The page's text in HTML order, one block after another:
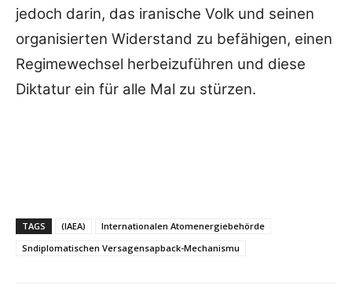
jedoch darin, das iranische Volk und seinen
organisierten Widerstand zu befähigen, einen
Regimewechsel herbeizuführen und diese
Diktatur ein für alle Mal zu stürzen.
TAGS (IAEA)
Internationalen Atomenergiebehörde
Sndiplomatischen Versagensapback-Mechanismu